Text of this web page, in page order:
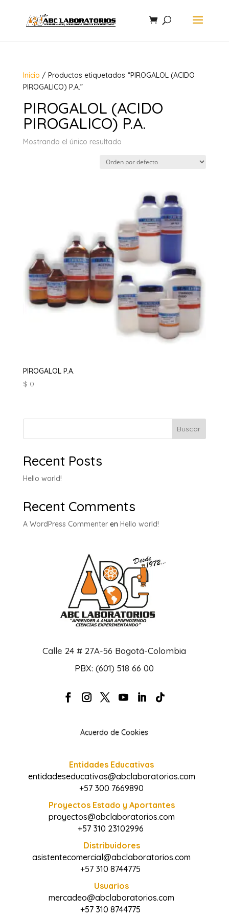
Inicio / Productos etiquetados “PIROGALOL (ACIDO
PIROGALICO) P.A.”
PIROGALOL (ACIDO
PIROGALICO) P.A.
Mostrando el único resultado
PIROGALOL P.A.
$ 0
Buscar
Recent Posts
Hello world!
Recent Comments
A WordPress Commenteren Hello world!
Calle 24 # 27A-56 Bogotá-Colombia
PBX: (601) 518 66 00
Acuerdo de Cookies
Entidades Educativas
entidadeseducativas@abclaboratorios.com
+57 300 7669890
Proyectos Estado y Aportantes
proyectos@abclaboratorios.com
+57 310 23102996
Distribuidores
asistentecomercial@abclaboratorios.com
+57 310 8744775
Usuarios
mercadeo@abclaboratorios.com
+57 310 8744775